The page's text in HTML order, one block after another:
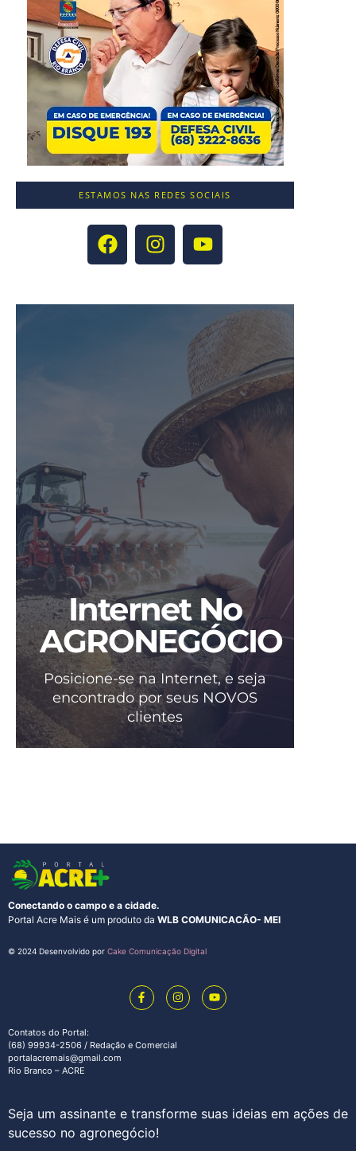
ESTAMOS NAS REDES SOCIAIS
Internet No
AGRONEGÓCIO
Posicione-se na Internet, e seja
encontrado por seus NOVOS
clientes
Conectando o campo e a cidade.
Portal Acre Mais é um produto da WLB COMUNICACÃO- MEI
© 2024 Desenvolvido por Cake Comunicação Digital
Contatos do Portal:
(68) 99934-2506 / Redação e Comercial
portalacremais@gmail.com
Rio Branco – ACRE
Seja um assinante e transforme suas ideias em ações de
sucesso no agronegócio!